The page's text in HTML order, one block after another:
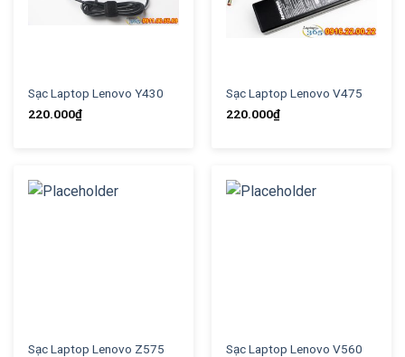
Sạc Laptop Lenovo Y430
220.000₫
Sạc Laptop Lenovo V475
220.000₫
Sạc Laptop Lenovo Z575
Sạc Laptop Lenovo V560